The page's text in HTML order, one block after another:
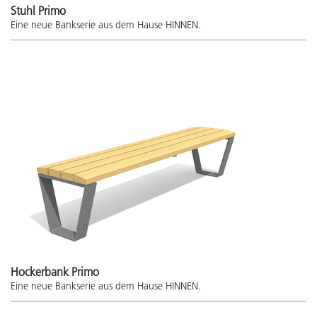
Stuhl Primo
Eine neue Bankserie aus dem Hause HINNEN.
Hockerbank Primo
Eine neue Bankserie aus dem Hause HINNEN.